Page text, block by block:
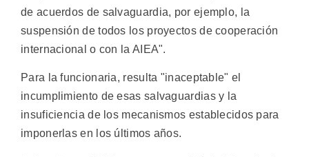
de acuerdos de salvaguardia, por ejemplo, la
suspensión de todos los proyectos de cooperación
internacional o con la AIEA".
Para la funcionaria, resulta "inaceptable" el
incumplimiento de esas salvaguardias y la
insuficiencia de los mecanismos establecidos para
imponerlas en los últimos años.